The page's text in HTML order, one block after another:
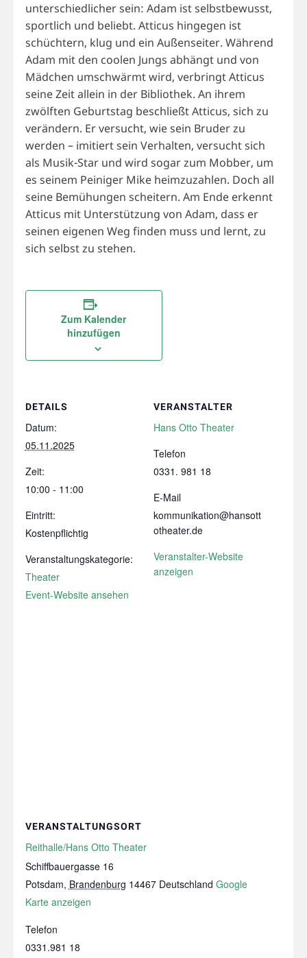
unterschiedlicher sein: Adam ist selbstbewusst,
sportlich und beliebt. Atticus hingegen ist
schüchtern, klug und ein Außenseiter. Während
Adam mit den coolen Jungs abhängt und von
Mädchen umschwärmt wird, verbringt Atticus
seine Zeit allein in der Bibliothek. An ihrem
zwölften Geburtstag beschließt Atticus, sich zu
verändern. Er versucht, wie sein Bruder zu
werden – imitiert sein Verhalten, versucht sich
als Musik-Star und wird sogar zum Mobber, um
es seinem Peiniger Mike heimzuzahlen. Doch all
seine Bemühungen scheitern. Am Ende erkennt
Atticus mit Unterstützung von Adam, dass er
seinen eigenen Weg finden muss und lernt, zu
sich selbst zu stehen.
Zum Kalender
hinzufügen
DETAILS
Datum:
05.11.2025
Zeit:
10:00 - 11:00
Eintritt:
Kostenpflichtig
Veranstaltungskategorie:
Theater
Event-Website ansehen
VERANSTALTER
Hans Otto Theater
Telefon
0331. 981 18
E-Mail
kommunikation@hansott
otheater.de
Veranstalter-Website
anzeigen
VERANSTALTUNGSORT
Reithalle/Hans Otto Theater
Schiffbauergasse 16
Potsdam, Brandenburg 14467 Deutschland Google
Karte anzeigen
Telefon
0331.981 18